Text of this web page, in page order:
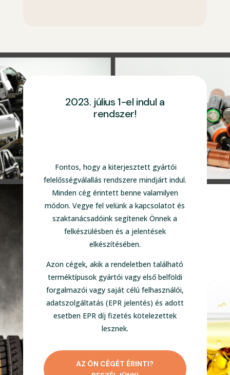
2023. július 1-el indul a
rendszer!
Fontos, hogy a kiterjesztett gyártói
felelősségválallás rendszere mindjárt indul.
Minden cég érintett benne valamilyen
módon. Vegye fel velünk a kapcsolatot és
szaktanácsadóink segítenek Önnek a
felkészülésben és a jelentések
elkészítésében.
Azon cégek, akik a rendeletben található
terméktípusok gyártói vagy első belföldi
forgalmazói vagy saját célú felhasználói,
adatszolgáltatás (EPR jelentés) és adott
esetben EPR díj fizetés kötelezettek
lesznek.
AZ ÖN CÉGÉT ÉRINTI?